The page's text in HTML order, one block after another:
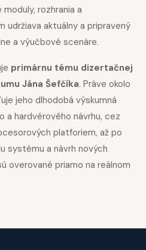
rozhrania a
udržiava aktuálny a pripravený
a výučbové scenáre.
primárnu tému dizertačnej
Jána Šefčíka. Práve okolo
jeho dlhodobá výskumná
a hardvérového návrhu, cez
platforiem, až po
systému a návrh nových
overované priamo na reálnom